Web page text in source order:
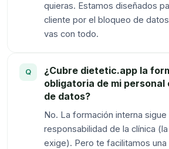
quieras. Estamos diseñados
cliente por el bloqueo de
vas con todo.
¿Cubre dietetic.app la
obligatoria de mi
de datos?
No. La formación interna sigue
responsabilidad de la clínica
exige). Pero te facilitamos una